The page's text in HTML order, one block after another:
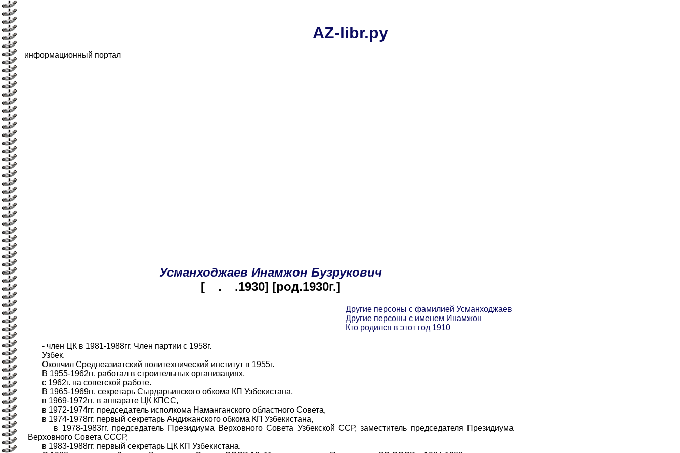
AZ-libr.ру
информационный портал
Усманходжаев Инамжон Бузрукович
[__.__.1930] [род.1930г.]
Другие персоны с фамилией Усманходжаев
Другие персоны с именем Инамжон
Кто родился в этот год 1910
- член ЦК в 1981-1988гг. Член партии с 1958г.
Узбек.
Окончил Среднеазиатский политехнический институт в 1955г.
В 1955-1962гг. работал в строительных организациях,
с 1962г. на советской работе.
В 1965-1969гг. секретарь Сырдарьинского обкома КП Узбекистана,
в 1969-1972гг. в аппарате ЦК КПСС,
в 1972-1974гг. председатель исполкома Наманганского областного Совета,
в 1974-1978гг. первый секретарь Андижанского обкома КП Узбекистана,
в 1978-1983гг. председатель Президиума Верховного Совета Узбекской ССР, заместитель председателя Президиума
Верховного Совета СССР,
в 1983-1988гг. первый секретарь ЦК КП Узбекистана.